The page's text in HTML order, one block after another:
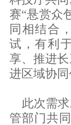
赛“悬赏众
同相结合
试，有利
享、推进
进区域协同
此次需求
管部门共